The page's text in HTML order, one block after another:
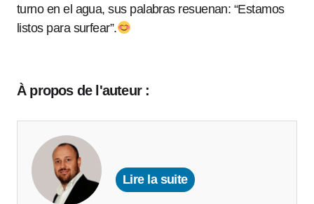
turno en el agua, sus palabras resuenan: “Estamos
listos para surfear”.
À propos de l'auteur :
Lire la suite